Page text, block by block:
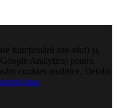
funcționării site-ului) și,
Analytics) pentru
cookies analitice. Detalii: